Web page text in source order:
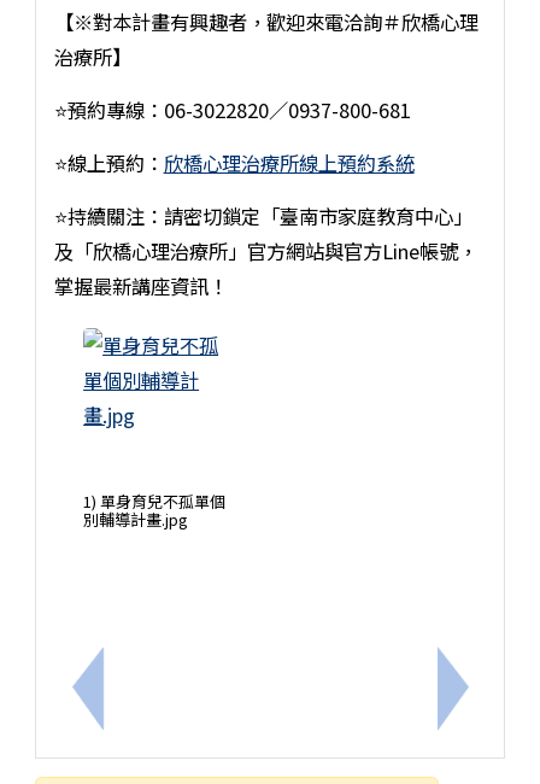
上一筆：轉知臺南市家庭教育中心辦理【「親職元
【※對本計畫有興趣者，歡迎來電洽詢＃欣橋心理
治療所】
⭐預約專線：06-3022820／0937-800-681
⭐線上預約： 欣橋心理治療所線上預約系統
⭐持續關注：請密切鎖定「臺南市家庭教育中心」
及「欣橋心理治療所」官方網站與官方Line帳號，
掌握最新講座資訊！
1) 單身育兒不孤單個
別輔導計畫.jpg
下一筆：